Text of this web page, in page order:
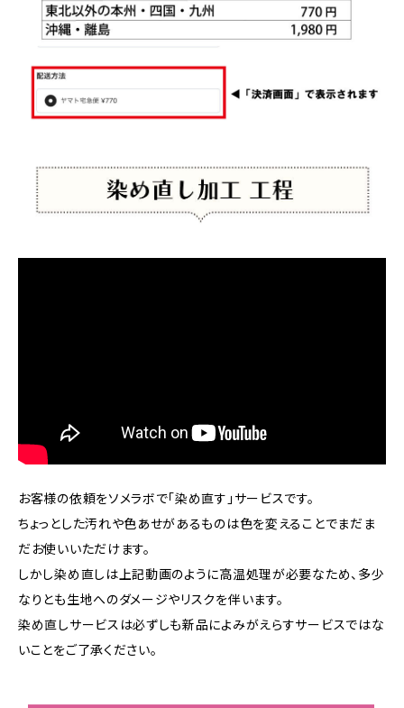
お客様の依頼をソメラボで「染め直す」サービスです。
ちょっとした汚れや色あせがあるものは色を変えることでまだま
だお使いいただけます。
しかし染め直しは上記動画のように高温処理が必要なため、多少
なりとも生地へのダメージやリスクを伴います。
染め直しサービスは必ずしも新品によみがえらすサービスではな
いことをご了承ください。